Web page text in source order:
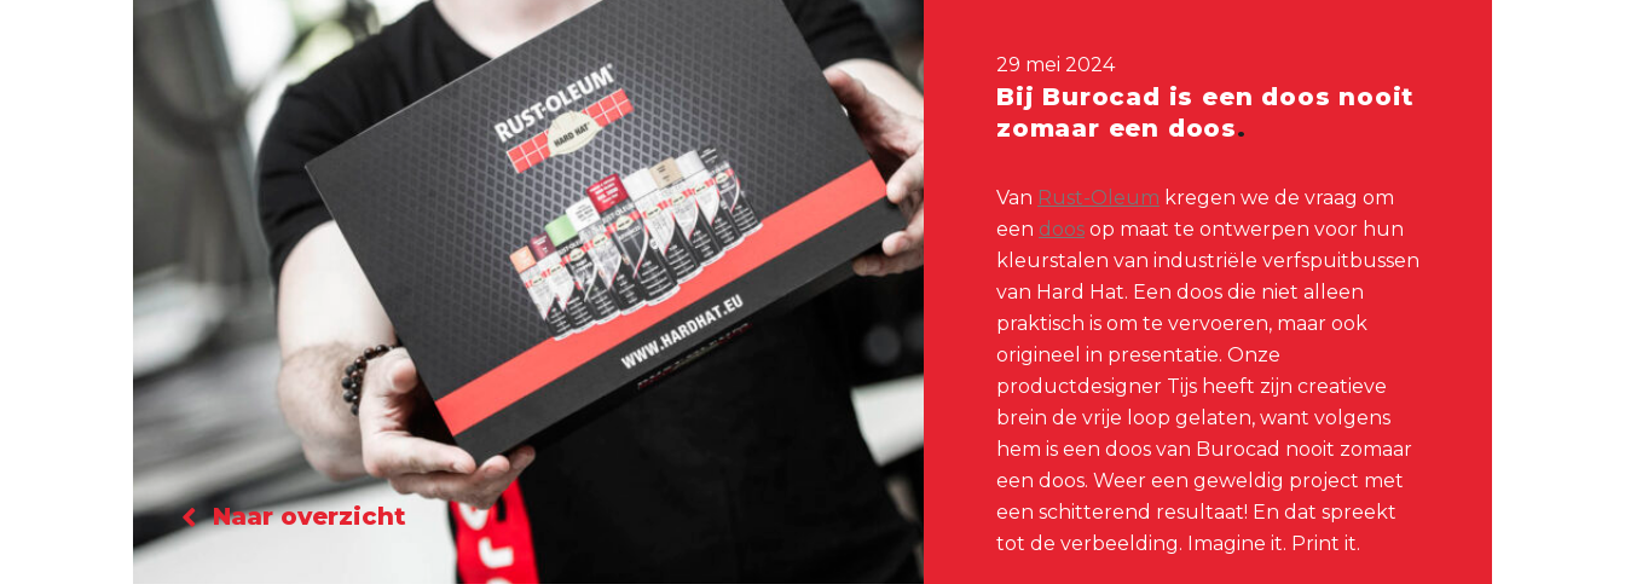
Naar overzicht
29 mei 2024
Bij Burocad is een doos nooit
zomaar een doos
Van Rust-Oleum kregen we de vraag om
een doos op maat te ontwerpen voor hun
kleurstalen van industriële verfspuitbussen
van Hard Hat. Een doos die niet alleen
praktisch is om te vervoeren, maar ook
origineel in presentatie. Onze
productdesigner Tijs heeft zijn creatieve
brein de vrije loop gelaten, want volgens
hem is een doos van Burocad nooit zomaar
een doos. Weer een geweldig project met
een schitterend resultaat! En dat spreekt
tot de verbeelding. Imagine it. Print it.